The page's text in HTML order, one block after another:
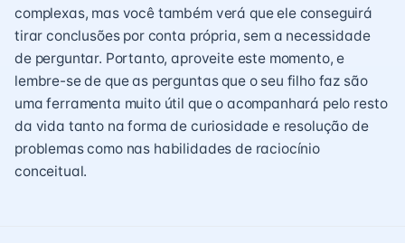
complexas, mas você também verá que ele conseguirá
tirar conclusões por conta própria, sem a necessidade
de perguntar. Portanto, aproveite este momento, e
lembre-se de que as perguntas que o seu filho faz são
uma ferramenta muito útil que o acompanhará pelo resto
da vida tanto na forma de curiosidade e resolução de
problemas como nas habilidades de raciocínio
conceitual.